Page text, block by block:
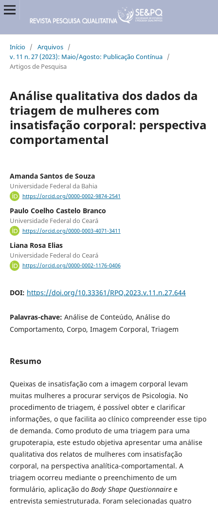
Início / Arquivos /
v. 11 n. 27 (2023): Maio/Agosto: Publicação Contínua /
Artigos de Pesquisa
Análise qualitativa dos dados da
triagem de mulheres com
insatisfação corporal: perspectiva
comportamental
Amanda Santos de Souza
Universidade Federal da Bahia
https://orcid.org/0000-0002-9874-2541
Paulo Coelho Castelo Branco
Universidade Federal do Ceará
https://orcid.org/0000-0003-4071-3411
Liana Rosa Elias
Universidade Federal do Ceará
https://orcid.org/0000-0002-1176-0406
DOI: https://doi.org/10.33361/RPQ.2023.v.11.n.27.644
Palavras-chave: Análise de Conteúdo, Análise do
Comportamento, Corpo, Imagem Corporal, Triagem
Resumo
Queixas de insatisfação com a imagem corporal levam
muitas mulheres a procurar serviços de Psicologia. No
procedimento de triagem, é possível obter e clarificar
informações, o que facilita ao clínico compreender esse tipo
de demanda. Como produto de uma triagem para uma
grupoterapia, este estudo objetiva apresentar uma análise
qualitativa dos relatos de mulheres com insatisfação
corporal, na perspectiva analítica-comportamental. A
triagem ocorreu mediante o preenchimento de um
formulário, aplicação do Body Shape Questionnairee
entrevista semiestruturada. Foram selecionadas quatro